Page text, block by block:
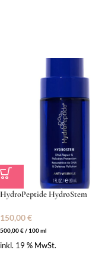
HydroPeptide HydroStem
150,00€
500,00€/ 100ml
inkl. 19 % MwSt.